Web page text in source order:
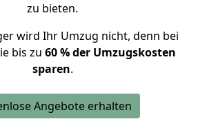
zu bieten.
wird Ihr Umzug nicht, denn bei
bis zu 60 % der Umzugskosten
sparen.
Angebote erhalten